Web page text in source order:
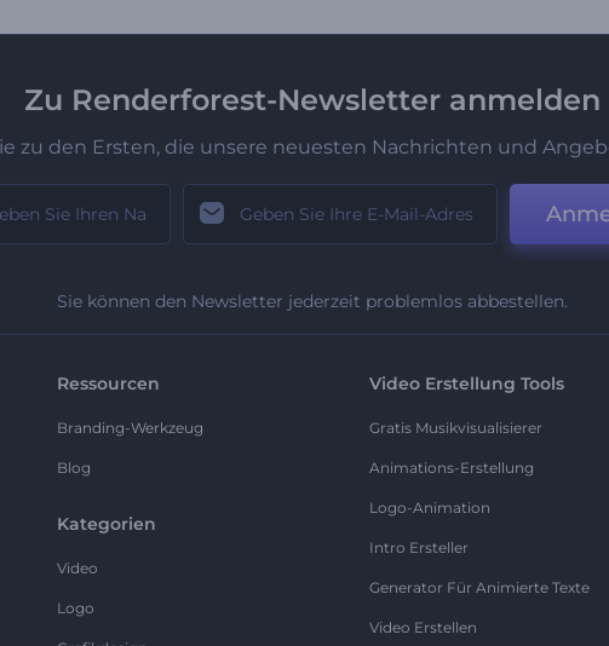
Zu Renderforest-Newsletter anmelden
zu den Ersten, die unsere neuesten Nachrichten und
Sie können den Newsletter jederzeit problemlos abbestellen.
Ressourcen
Branding-Werkzeug
Blog
Kategorien
Video
Logo
Video Erstellung Tools
Gratis Musikvisualisierer
Animations-Erstellung
Logo-Animation
Intro Ersteller
Generator Für Animierte Texte
Video Erstellen